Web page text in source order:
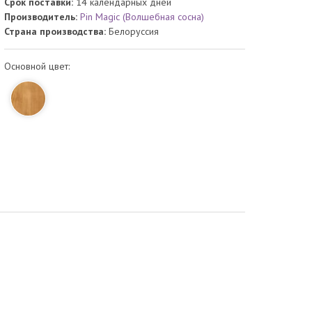
Производитель:Pin Magic (Волшебная сосна)
Страна производства: Белоруссия
Основной цвет: